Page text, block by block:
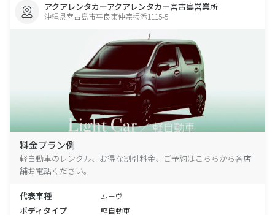
アクアレンタカーアクアレンタカー宮古島営業所
沖縄県宮古島市平良東仲宗根添1115-5
料金プラン例
軽自動車のレンタル、お得な割引料金、ご予約はこちらから各店
舗お電話ください。
代表車種 ムーヴ
ボディタイプ 軽自動車